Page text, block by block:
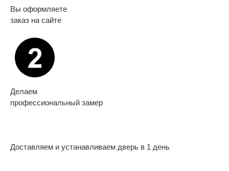
Вы оформляете
заказ на сайте
Делаем
профессиональный замер
Доставляем и устанавливаем дверь в 1 день